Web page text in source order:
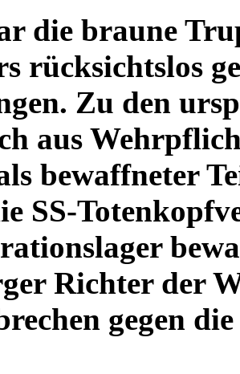
die braune
rücksichtslos
Zu den
aus
bewaffneter
SS-
Richter der
gegen